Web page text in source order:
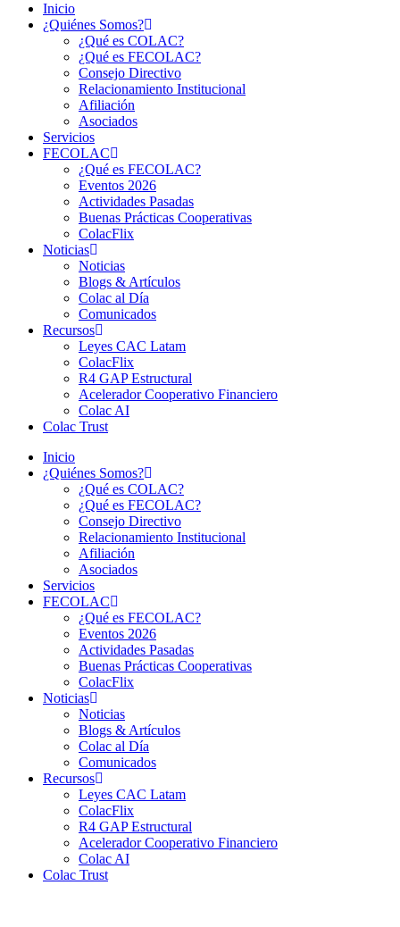
Inicio
¿Quiénes Somos?
¿Qué es COLAC?
¿Qué es FECOLAC?
Consejo Directivo
Relacionamiento Institucional
Afiliación
Asociados
Servicios
FECOLAC
¿Qué es FECOLAC?
Eventos 2026
Actividades Pasadas
Buenas Prácticas Cooperativas
ColacFlix
Noticias
Noticias
Blogs & Artículos
Colac al Día
Comunicados
Recursos
Leyes CAC Latam
ColacFlix
R4 GAP Estructural
Acelerador Cooperativo Financiero
Colac AI
Colac Trust
Inicio
¿Quiénes Somos?
¿Qué es COLAC?
¿Qué es FECOLAC?
Consejo Directivo
Relacionamiento Institucional
Afiliación
Asociados
Servicios
FECOLAC
¿Qué es FECOLAC?
Eventos 2026
Actividades Pasadas
Buenas Prácticas Cooperativas
ColacFlix
Noticias
Noticias
Blogs & Artículos
Colac al Día
Comunicados
Recursos
Leyes CAC Latam
ColacFlix
R4 GAP Estructural
Acelerador Cooperativo Financiero
Colac AI
Colac Trust